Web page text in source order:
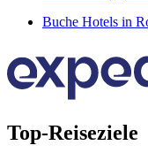
Buche Hotels in
Top-Reiseziele